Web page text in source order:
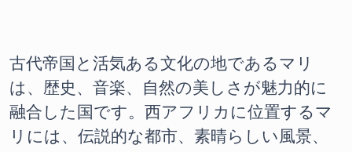
古代帝国と活気ある文化の地であるマリ
は、歴史、音楽、自然の美しさが魅力的に
融合した国です。西アフリカに位置するマ
リには、伝説的な都市、素晴らしい風景、